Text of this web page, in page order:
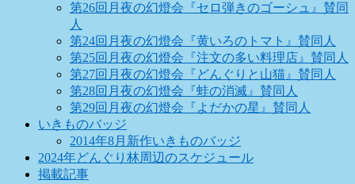
第26回月夜の幻燈会『セロ弾きのゴーシュ』賛同
人
第24回月夜の幻燈会『黄いろのトマト』賛同人
第25回月夜の幻燈会『注文の多い料理店』賛同人
第27回月夜の幻燈会『どんぐりと山猫』賛同人
第28回月夜の幻燈会『蛙の消滅』賛同人
第29回月夜の幻燈会『よだかの星』賛同人
いきものバッジ
2014年8月新作いきものバッジ
2024年どんぐり林周辺のスケジュール
掲載記事